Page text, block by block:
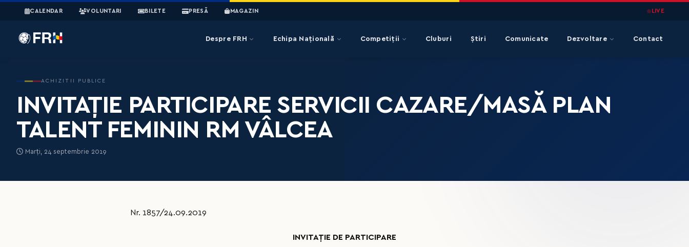
CALENDAR VOLUNTARI BILETE PRESĂ MAGAZIN LIVE
Despre FRH Echipa Națională Competiții Cluburi Știri Comunicate Dezvoltare Contact
ACHIZITII PUBLICE
INVITAŢIE PARTICIPARE SERVICII CAZARE/MASĂ PLAN
TALENT FEMININ RM VÂLCEA
Marți, 24 septembrie 2019
Nr. 1857/24.09.2019
INVITAȚIE DE PARTICIPARE